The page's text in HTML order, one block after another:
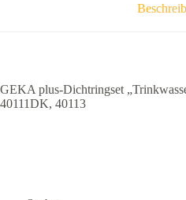
GEKA plus-Dichtringset
40111DK, 40113